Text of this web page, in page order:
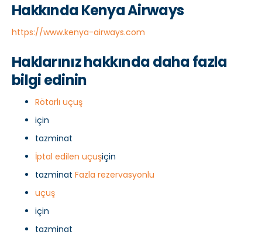
Hakkında Kenya Airways
https://www.kenya-airways.com
Haklarınız hakkında daha fazla
bilgi edinin
Rötarlı uçuş
için
tazminat
İptal edilen uçuşiçin
tazminat Fazla rezervasyonlu
uçuş
için
tazminat